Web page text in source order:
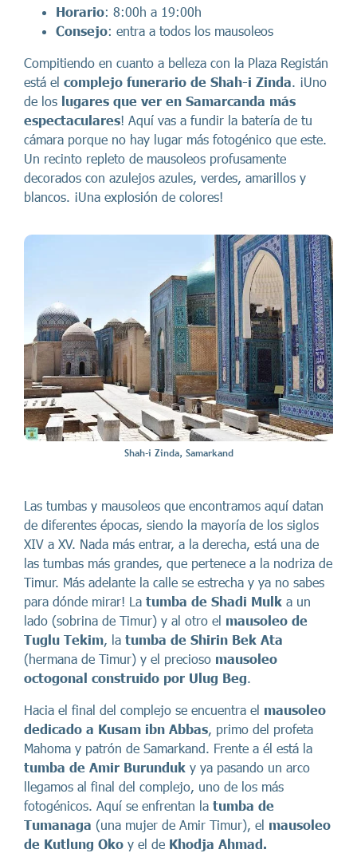
Horario: 8:00h a 19:00h
Consejo: entra a todos los mausoleos
Compitiendo en cuanto a belleza con la Plaza Registán
está el complejo funerario de Shah-i Zinda. ¡Uno
de los lugares que ver en Samarcanda más
espectaculares! Aquí vas a fundir la batería de tu
cámara porque no hay lugar más fotogénico que este.
Un recinto repleto de mausoleos profusamente
decorados con azulejos azules, verdes, amarillos y
blancos. ¡Una explosión de colores!
Shah-i Zinda, Samarkand
Las tumbas y mausoleos que encontramos aquí datan
de diferentes épocas, siendo la mayoría de los siglos
XIV a XV. Nada más entrar, a la derecha, está una de
las tumbas más grandes, que pertenece a la nodriza de
Timur. Más adelante la calle se estrecha y ya no sabes
para dónde mirar! La tumba de Shadi Mulk a un
lado (sobrina de Timur) y al otro el mausoleo de
Tuglu Tekim, la tumba de Shirin Bek Ata
(hermana de Timur) y el precioso mausoleo
octogonal construido por Ulug Beg.
Hacia el final del complejo se encuentra el mausoleo
dedicado a Kusam ibn Abbas, primo del profeta
Mahoma y patrón de Samarkand. Frente a él está la
tumba de Amir Burunduk y ya pasando un arco
llegamos al final del complejo, uno de los más
fotogénicos. Aquí se enfrentan la tumba de
Tumanaga (una mujer de Amir Timur), el mausoleo
de Kutlung Oko y el de Khodja Ahmad.